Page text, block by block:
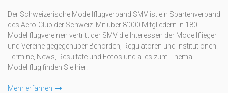
Der Schweizerische Modellflugverband SMV ist ein Spartenverband
des Aero-Club der Schweiz. Mit über 8'000 Mitgliedern in 180
Modellflugvereinen vertritt der SMV die Interessen der Modellflieger
und Vereine gegegenüber Behörden, Regulatoren und Institutionen.
Termine, News, Resultate und Fotos und alles zum Thema
Modellflug finden Sie hier.
Mehr erfahren